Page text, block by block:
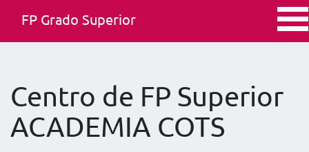
FP Grado Superior
Centro de FP Superior
ACADEMIA COTS